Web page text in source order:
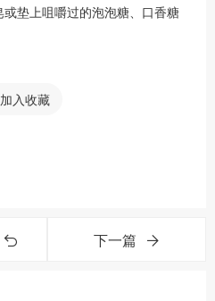
垫上咀嚼过的泡泡糖、口香糖
加入收藏
下一篇